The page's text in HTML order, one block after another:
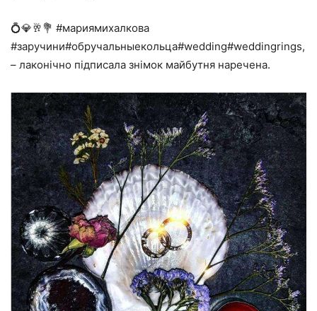
💍💎🥂💐 #мариямихалкова
#заручини#обручальныекольца#wedding#weddingrings,
– лаконічно підписала знімок майбутня наречена.